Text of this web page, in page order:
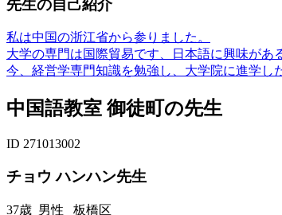
先生の自己紹介
私は中国の浙江省から参りました。
大学の専門は国際貿易です、日本語に興味があ
今、経営学専門知識を勉強し、大学院に進学し
中国語教室 御徒町の先生
ID 271013002
チョウ ハンハン先生
37歳 男性 板橋区